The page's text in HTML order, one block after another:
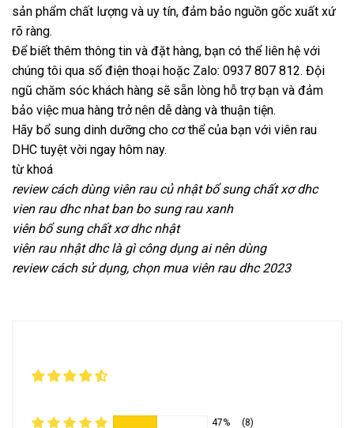
sản phẩm chất lượng và uy tín, đảm bảo nguồn gốc xuất xứ
rõ ràng.
Để biết thêm thông tin và đặt hàng, bạn có thể liên hệ với
chúng tôi qua số điện thoại hoặc Zalo: 0937 807 812. Đội
ngũ chăm sóc khách hàng sẽ sẵn lòng hỗ trợ bạn và đảm
bảo việc mua hàng trở nên dễ dàng và thuận tiện.
Hãy bổ sung dinh dưỡng cho cơ thể của bạn với viên rau
DHC tuyệt vời ngay hôm nay.
từ khoá
review cách dùng viên rau củ nhật bổ sung chất xơ dhc
vien rau dhc nhat ban bo sung rau xanh
viên bổ sung chất xơ dhc nhật
viên rau nhật dhc là gì công dụng ai nên dùng
review cách sử dụng, chọn mua viên rau dhc 2023
47% (8)